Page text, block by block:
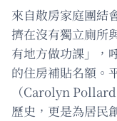
來自散房家庭團結
擠在沒有獨立廁所
有地方做功課」，
的住房補貼名額。
（Carolyn
歷史，更是為居民